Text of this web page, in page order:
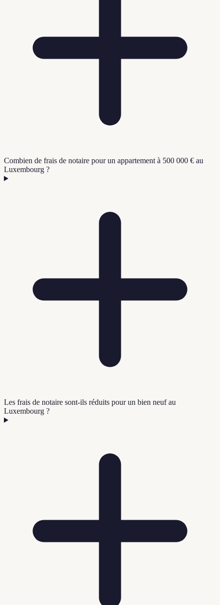
Combien de frais de notaire pour un appartement à 500 000 € au
Luxembourg ?
Les frais de notaire sont-ils réduits pour un bien neuf au
Luxembourg ?